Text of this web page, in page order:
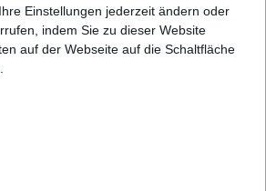
Einstellungen jederzeit ändern oder
indem Sie zu dieser Website
auf der Webseite auf die Schaltfläche